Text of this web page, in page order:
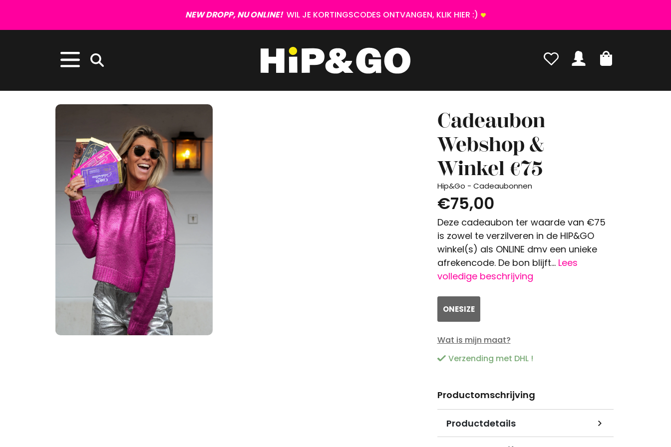
NEW DROPP, NU ONLINE! WIL JE KORTINGSCODES ONTVANGEN, KLIK HIER :)
Cadeaubon
Webshop &
Winkel €75
Hip&Go - Cadeaubonnen
€75,00
Deze cadeaubon ter waarde van €75
is zowel te verzilveren in de HIP&GO
winkel(s) als ONLINE dmv een unieke
afrekencode. De bon blijft... Lees
volledige beschrijving
ONESIZE
Wat is mijn maat?
Verzending met DHL !
Productomschrijving
Productdetails